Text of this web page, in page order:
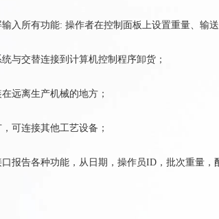
入所有功能: 操作者在控制面板上设置重量、输送
与交替连接到计算机控制程序卸货；
远离生产机械的地方；
可连接其他工艺设备；
报告各种功能，从日期，操作员ID，批次重量，